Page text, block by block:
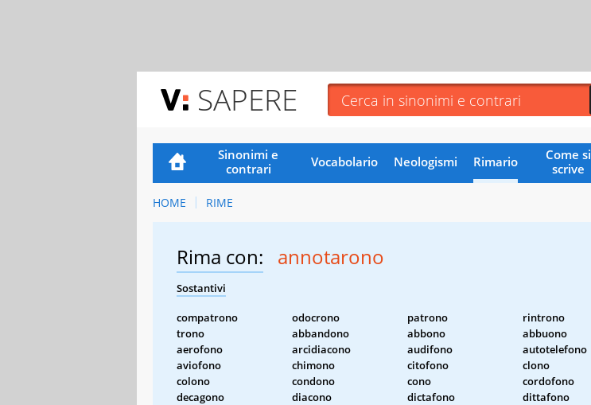
SAPERE
Sinonimi e
contrari
Vocabolario Neologismi Rimario
Come si
scrive
HOME RIME
Rima con: annotarono
Sostantivi
compatrono odocrono patrono
rintrono
trono
abbandono abbono
abbuono
aerofono
arcidiacono audifono
autotelefono
aviofono
chimono citofono
clono
colono
condono cono
cordofono
decagono
diacono dictafono
dittafono